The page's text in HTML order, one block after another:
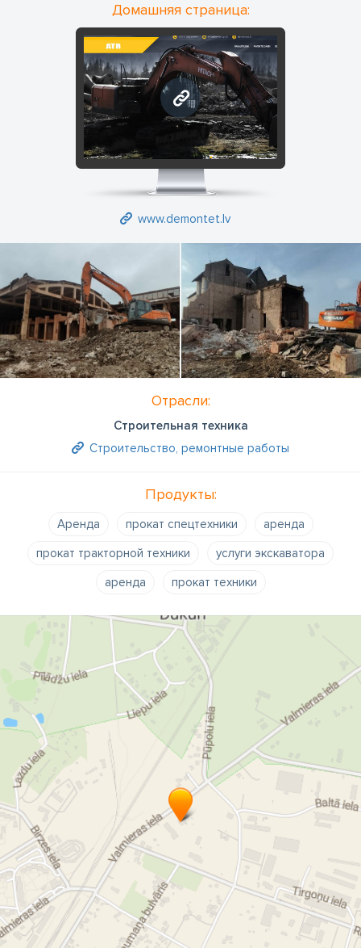
Домашняя страница:
www.demontet.lv
www.demontet.lv
Отрасли:
Строительная техника
Строительство, ремонтные работы
Продукты:
Аренда прокат спецтехники
аренда
прокат тракторной техники
услуги экскаватора
аренда
прокат техники